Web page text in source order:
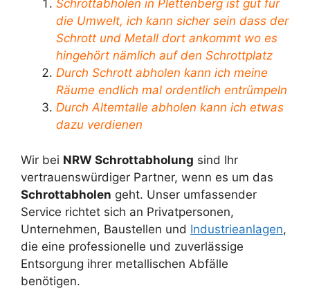
Schrottabholen in Plettenberg ist gut für
die Umwelt, ich kann sicher sein dass der
Schrott und Metall dort ankommt wo es
hingehört nämlich auf den Schrottplatz
Durch Schrott abholen kann ich meine
Räume endlich mal ordentlich entrümpeln
Durch Altemtalle abholen kann ich etwas
dazu verdienen
Wir bei NRW Schrottabholung sind Ihr
vertrauenswürdiger Partner, wenn es um das
Schrottabholen geht. Unser umfassender
Service richtet sich an Privatpersonen,
Unternehmen, Baustellen und Industrieanlagen,
die eine professionelle und zuverlässige
Entsorgung ihrer metallischen Abfälle
benötigen.